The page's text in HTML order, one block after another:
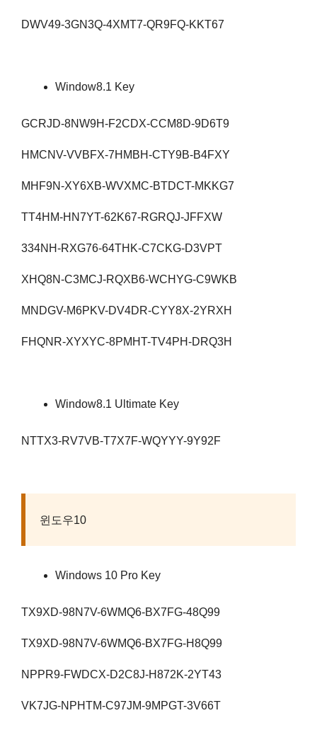
DWV49-3GN3Q-4XMT7-QR9FQ-KKT67
Window8.1 Key
GCRJD-8NW9H-F2CDX-CCM8D-9D6T9
HMCNV-VVBFX-7HMBH-CTY9B-B4FXY
MHF9N-XY6XB-WVXMC-BTDCT-MKKG7
TT4HM-HN7YT-62K67-RGRQJ-JFFXW
334NH-RXG76-64THK-C7CKG-D3VPT
XHQ8N-C3MCJ-RQXB6-WCHYG-C9WKB
MNDGV-M6PKV-DV4DR-CYY8X-2YRXH
FHQNR-XYXYC-8PMHT-TV4PH-DRQ3H
Window8.1 Ultimate Key
NTTX3-RV7VB-T7X7F-WQYYY-9Y92F
윈도우10
Windows 10 Pro Key
TX9XD-98N7V-6WMQ6-BX7FG-48Q99
TX9XD-98N7V-6WMQ6-BX7FG-H8Q99
NPPR9-FWDCX-D2C8J-H872K-2YT43
VK7JG-NPHTM-C97JM-9MPGT-3V66T